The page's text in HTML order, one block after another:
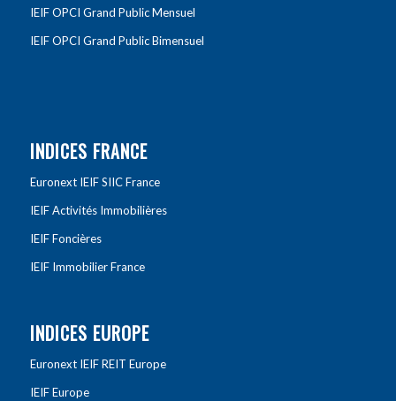
IEIF OPCI Grand Public Mensuel
IEIF OPCI Grand Public Bimensuel
INDICES FRANCE
Euronext IEIF SIIC France
IEIF Activités Immobilières
IEIF Foncières
IEIF Immobilier France
INDICES EUROPE
Euronext IEIF REIT Europe
IEIF Europe